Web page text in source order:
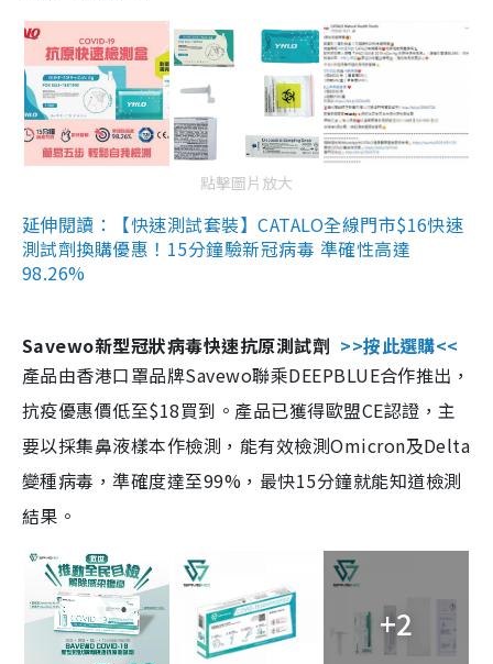
點擊圖片放大
延伸閱讀：【快速測試套裝】CATALO全線門市$16快速
測試劑換購優惠！15分鐘驗新冠病毒 準確性高達
98.26%
Savewo新型冠狀病毒快速抗原測試劑 >>按此選購<<
產品由香港口罩品牌Savewo聯乘DEEPBLUE合作推出，
抗疫優惠價低至$18買到。產品已獲得歐盟CE認證，主
要以採集鼻液樣本作檢測，能有效檢測Omicron及Delta
變種病毒，準確度達至99%，最快15分鐘就能知道檢測
結果。
+2